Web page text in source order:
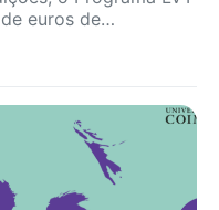
euros de…